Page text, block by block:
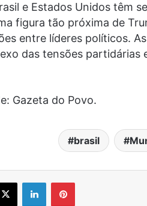
e Estados Unidos têm
figura tão próxima de
entre líderes políticos.
das tensões partidárias
Gazeta do Povo.
brasil
X LinkedinPinterest